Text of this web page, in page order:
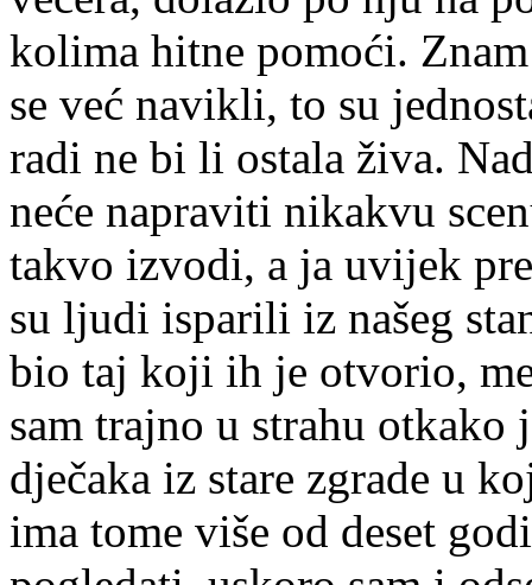
kolima hitne pomoći.
se već navikli, to su
radi ne bi li ostala živa.
neće napraviti nikakvu
takvo izvodi, a ja uvijek
su ljudi isparili iz našeg
bio taj koji ih je otvorio,
sam trajno u strahu otkako
dječaka iz stare zgrade u
ima tome više od deset